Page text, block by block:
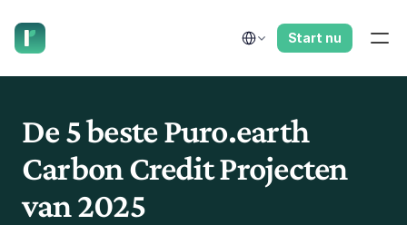
Select Language
Start nu
De 5 beste Puro.earth
Carbon Credit Projecten
van 2025